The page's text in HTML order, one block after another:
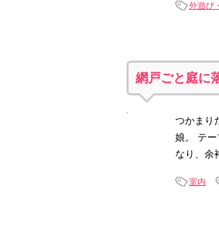
外遊び
網戸ごと庭に
つかまり
娘。 テー
なり、余
室内